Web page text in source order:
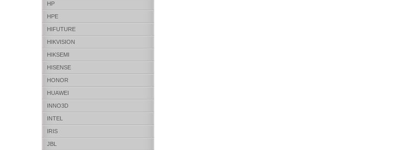
HP
HPE
HIFUTURE
HIKVISION
HIKSEMI
HISENSE
HONOR
HUAWEI
INNO3D
INTEL
IRIS
JBL